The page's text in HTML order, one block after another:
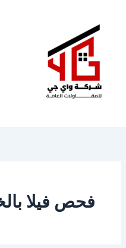
المحتوى
فحص فيلا